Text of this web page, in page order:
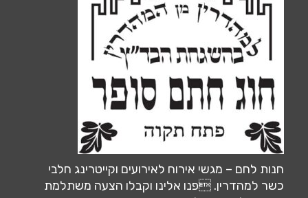
חנות לחם – מגשי אירוח לאירועים וקייטרינג חלבי
כשר למהדרין. פנו אלינו וקבלו הצעה משתלמת